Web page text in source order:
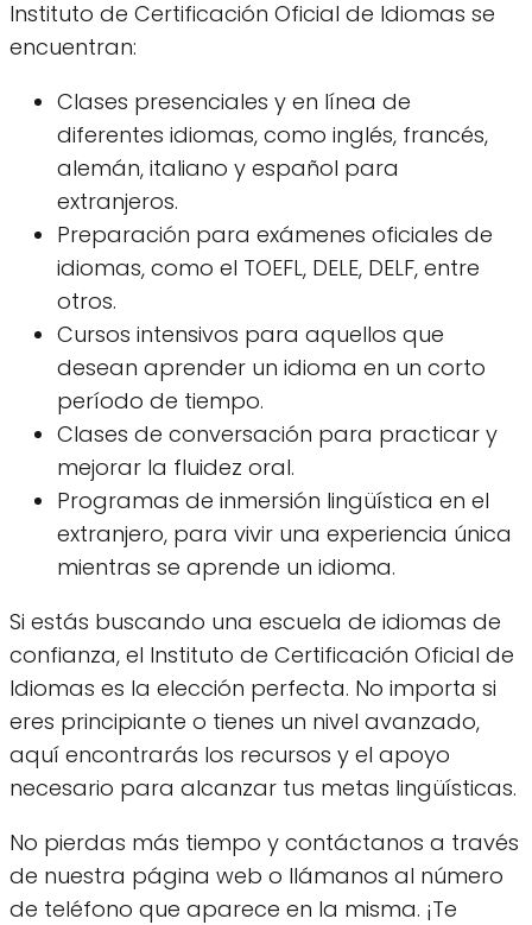
Instituto de Certificación Oficial de Idiomas se
encuentran:
Clases presenciales y en línea de
diferentes idiomas, como inglés, francés,
alemán, italiano y español para
extranjeros.
Preparación para exámenes oficiales de
idiomas, como el TOEFL, DELE, DELF, entre
otros.
Cursos intensivos para aquellos que
desean aprender un idioma en un corto
período de tiempo.
Clases de conversación para practicar y
mejorar la fluidez oral.
Programas de inmersión lingüística en el
extranjero, para vivir una experiencia única
mientras se aprende un idioma.
Si estás buscando una escuela de idiomas de
confianza, el Instituto de Certificación Oficial de
Idiomas es la elección perfecta. No importa si
eres principiante o tienes un nivel avanzado,
aquí encontrarás los recursos y el apoyo
necesario para alcanzar tus metas lingüísticas.
No pierdas más tiempo y contáctanos a través
de nuestra página web o llámanos al número
de teléfono que aparece en la misma. ¡Te